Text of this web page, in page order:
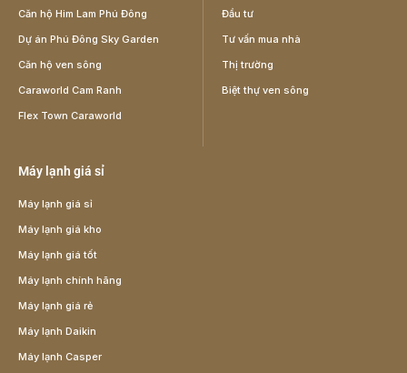
Căn hộ Him Lam Phú Đông
Dự án Phú Đông Sky Garden
Căn hộ ven sông
Caraworld Cam Ranh
Flex Town Caraworld
Đầu tư
Tư vấn mua nhà
Thị trường
Biệt thự ven sông
Máy lạnh giá sỉ
Máy lạnh giá sỉ
Máy lạnh giá kho
Máy lạnh giá tốt
Máy lạnh chính hãng
Máy lạnh giá rẻ
Máy lạnh Daikin
Máy lạnh Casper